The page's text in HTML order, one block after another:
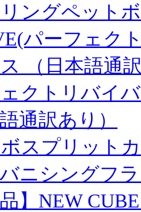
ングペット
パーフェク
（日本語通
クトリバイ
通訳あり）
スプリット
ニシングフ
品】NEW